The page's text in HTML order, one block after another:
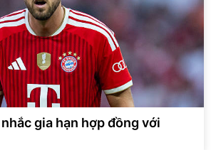
gia hạn hợp đồng với